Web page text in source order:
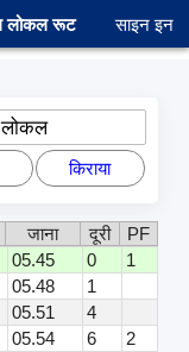
लोकल रूट साइन इन
लोकल
किराया
जाना दूरी
PF
05.45 0
1
05.48
1
05.51
4
05.54 6
2